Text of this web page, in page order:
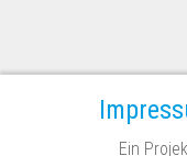
Ein